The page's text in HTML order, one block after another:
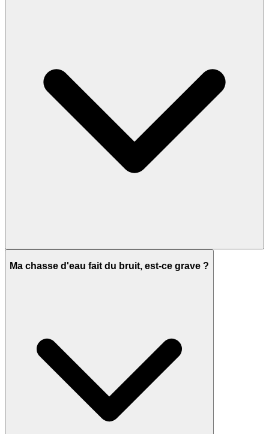
Ma chasse d'eau fait du bruit, est-ce grave ?